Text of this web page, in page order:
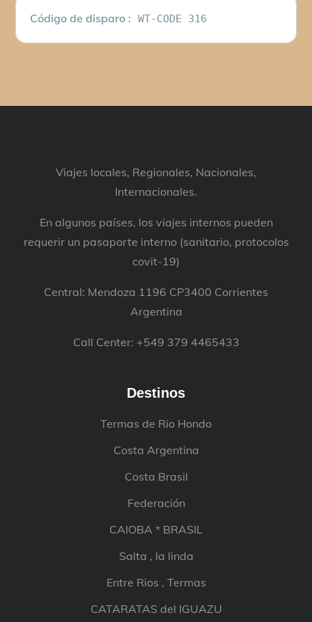
Código de disparo : WT-CODE 316
Viajes locales, Regionales, Nacionales,
Internacionales.
En algunos países, los viajes internos pueden
requerir un pasaporte interno (sanitario, protocolos
covit-19)
Central: Mendoza 1196 CP3400 Corrientes
Argentina
Call Center: +549 379 4465433
Destinos
Termas de Rio Hondo
Costa Argentina
Costa Brasil
Federación
CAIOBA * BRASIL
Salta , la linda
Entre Rios , Termas
CATARATAS del IGUAZU